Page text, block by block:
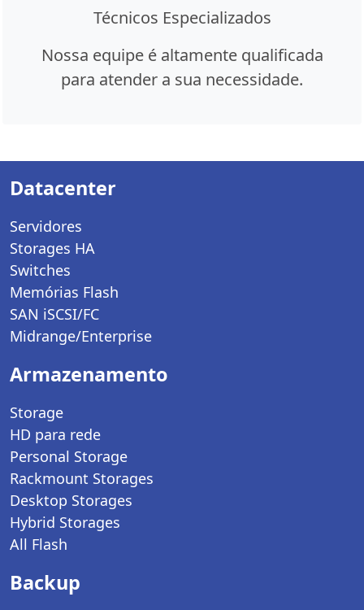
Técnicos Especializados
Nossa equipe é altamente qualificada
para atender a sua necessidade.
Datacenter
Servidores
Storages HA
Switches
Memórias Flash
SAN iSCSI/FC
Midrange/Enterprise
Armazenamento
Storage
HD para rede
Personal Storage
Rackmount Storages
Desktop Storages
Hybrid Storages
All Flash
Backup